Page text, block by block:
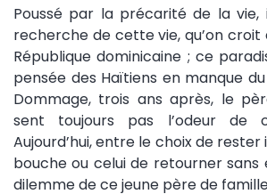
Poussé par la précarité de la
recherche de cette vie, qu’on
République dominicaine ; ce
pensée des Haïtiens en manque
Dommage, trois ans après, le
sent toujours pas l’odeur de
Aujourd’hui, entre le choix de
bouche ou celui de retourner sans
dilemme de ce jeune père de